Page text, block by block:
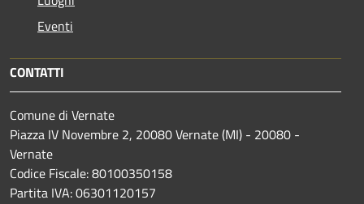
Eventi
CONTATTI
Comune di Vernate
Piazza IV Novembre 2, 20080 Vernate (MI) - 20080 -
Vernate
Codice Fiscale: 80100350158
Partita IVA: 06301120157